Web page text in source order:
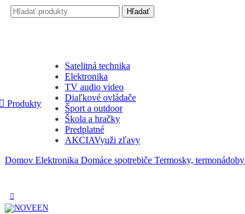
Hľadať
Produkty
Satelitná technika
Elektronika
TV audio video
Diaľkové ovládače
Šport a outdoor
Škola a hračky
Predplatné
AKCIAVyuži zľavy
Domov Elektronika Domáce spotrebiče Termosky, termonádoby